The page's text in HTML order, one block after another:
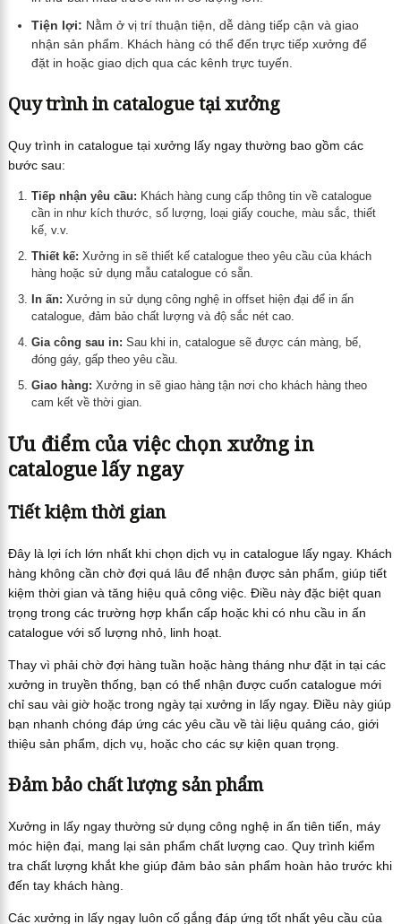
Tiện lợi: Nằm ở vị trí thuận tiện, dễ dàng tiếp cận và giao
nhận sản phẩm. Khách hàng có thể đến trực tiếp xưởng để
đặt in hoặc giao dịch qua các kênh trực tuyến.
Quy trình in catalogue tại xưởng
Quy trình in catalogue tại xưởng lấy ngay thường bao gồm các
bước sau:
Tiếp nhận yêu cầu: Khách hàng cung cấp thông tin về catalogue
cần in như kích thước, số lượng, loại giấy couche, màu sắc, thiết
kế, v.v.
Thiết kế: Xưởng in sẽ thiết kế catalogue theo yêu cầu của khách
hàng hoặc sử dụng mẫu catalogue có sẵn.
In ấn: Xưởng in sử dụng công nghệ in offset hiện đại để in ấn
catalogue, đảm bảo chất lượng và độ sắc nét cao.
Gia công sau in: Sau khi in, catalogue sẽ được cán màng, bế,
đóng gáy, gấp theo yêu cầu.
Giao hàng: Xưởng in sẽ giao hàng tận nơi cho khách hàng theo
cam kết về thời gian.
Ưu điểm của việc chọn xưởng in
catalogue lấy ngay
Tiết kiệm thời gian
Đây là lợi ích lớn nhất khi chọn dịch vụ in catalogue lấy ngay. Khách
hàng không cần chờ đợi quá lâu để nhận được sản phẩm, giúp tiết
kiệm thời gian và tăng hiệu quả công việc. Điều này đặc biệt quan
trọng trong các trường hợp khẩn cấp hoặc khi có nhu cầu in ấn
catalogue với số lượng nhỏ, linh hoạt.
Thay vì phải chờ đợi hàng tuần hoặc hàng tháng như đặt in tại các
xưởng in truyền thống, bạn có thể nhận được cuốn catalogue mới
chỉ sau vài giờ hoặc trong ngày tại xưởng in lấy ngay. Điều này giúp
bạn nhanh chóng đáp ứng các yêu cầu về tài liệu quảng cáo, giới
thiệu sản phẩm, dịch vụ, hoặc cho các sự kiện quan trọng.
Đảm bảo chất lượng sản phẩm
Xưởng in lấy ngay thường sử dụng công nghệ in ấn tiên tiến, máy
móc hiện đại, mang lại sản phẩm chất lượng cao. Quy trình kiểm
tra chất lượng khắt khe giúp đảm bảo sản phẩm hoàn hảo trước khi
đến tay khách hàng.
Các xưởng in lấy ngay luôn cố gắng đáp ứng tốt nhất yêu cầu của